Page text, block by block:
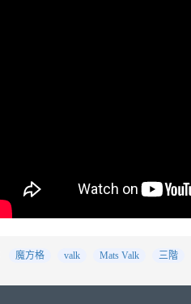
魔方格 valk Mats Valk 三階